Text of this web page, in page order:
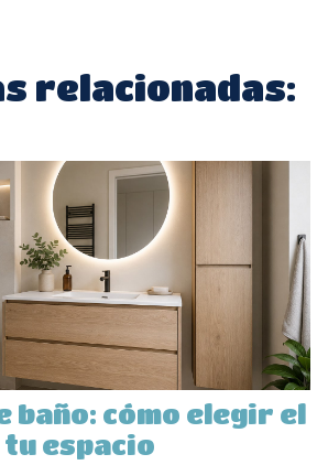
relacionadas:
baño: cómo elegir el
espacio